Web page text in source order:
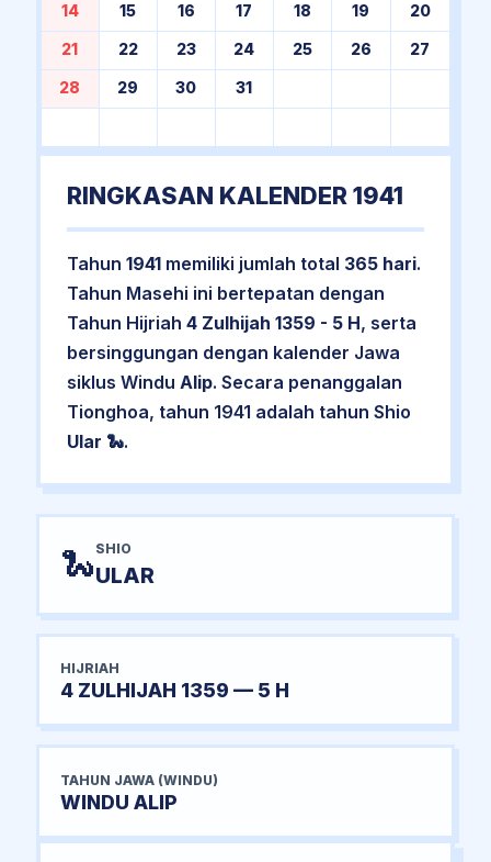
14 15 16 17 18 19 20
21 22 23 24 25 26 27
28 29 30 31
RINGKASAN KALENDER 1941
Tahun 1941memiliki jumlah total 365 hari.
Tahun Masehi ini bertepatan dengan
Tahun Hijriah 4 Zulhijah 1359 - 5 H, serta
bersinggungan dengan kalender Jawa
siklus Windu Alip. Secara penanggalan
Tionghoa, tahun 1941 adalah tahun Shio
Ular 🐍.
🐍 SHIO
ULAR
HIJRIAH
4 ZULHIJAH 1359 — 5 H
TAHUN JAWA (WINDU)
WINDU ALIP